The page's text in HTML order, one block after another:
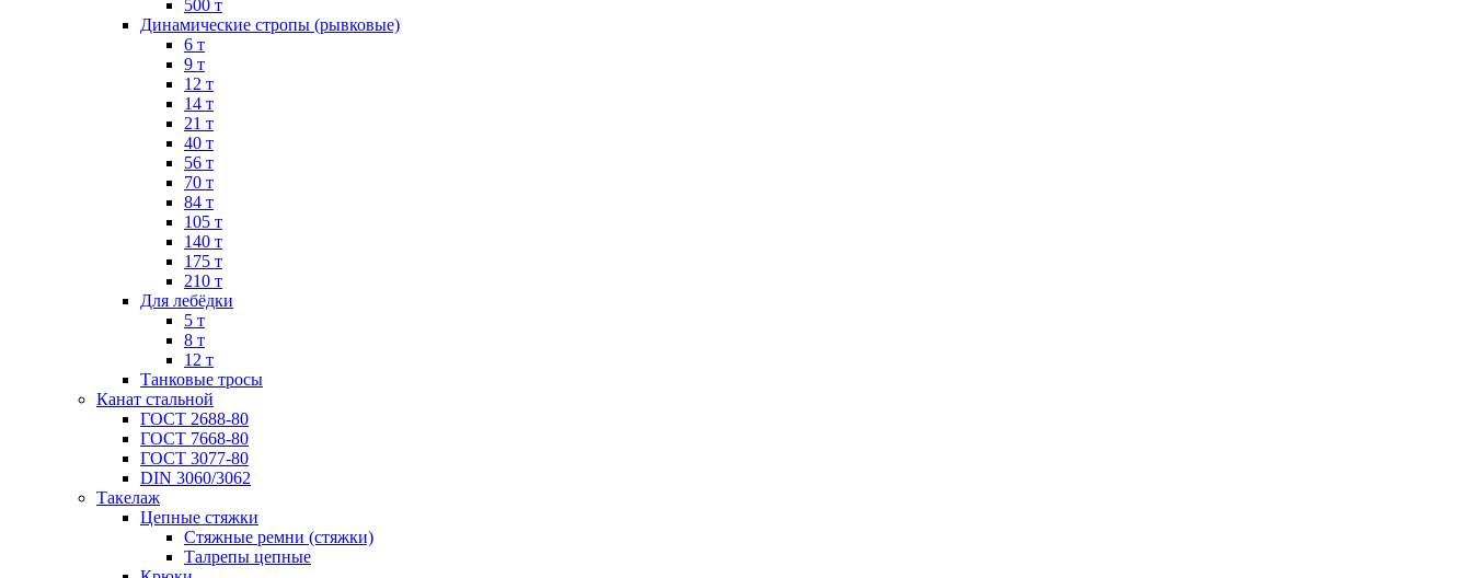
500 т
Динамические стропы (рывковые)
6 т
9 т
12 т
14 т
21 т
40 т
56 т
70 т
84 т
105 т
140 т
175 т
210 т
Для лебёдки
5 т
8 т
12 т
Танковые тросы
Канат стальной
ГОСТ 2688-80
ГОСТ 7668-80
ГОСТ 3077-80
DIN 3060/3062
Такелаж
Цепные стяжки
Стяжные ремни (стяжки)
Талрепы цепные